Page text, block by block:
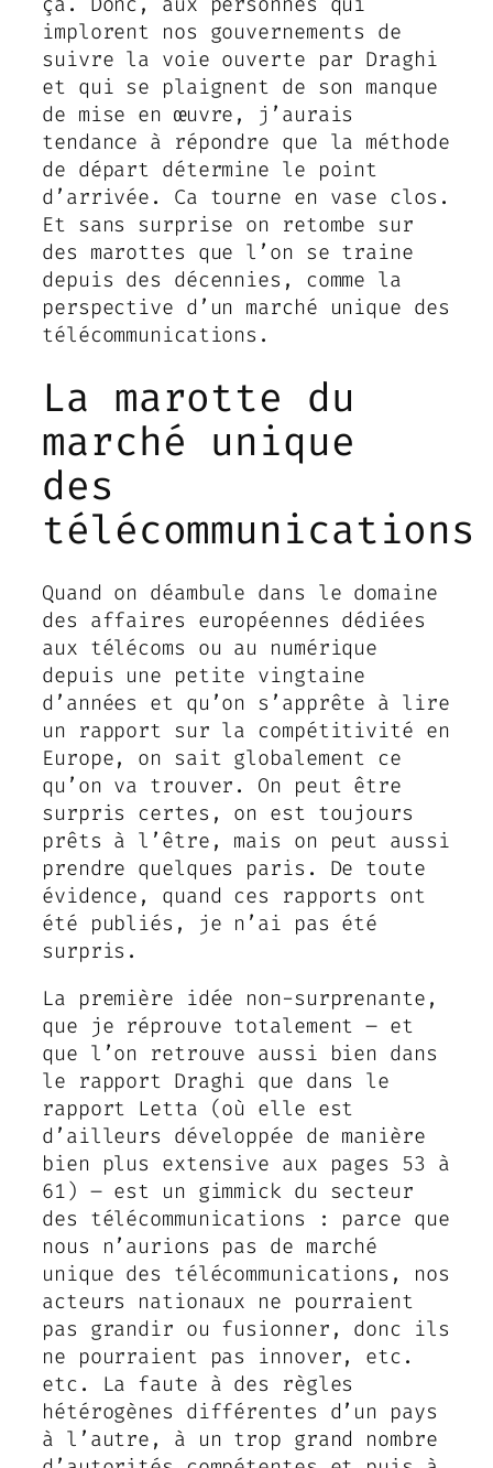
implorent nos gouvernements de
suivre la voie ouverte par Draghi
et qui se plaignent de son manque
de mise en œuvre, j’aurais
tendance à répondre que la méthode
de départ détermine le point
d’arrivée. Ca tourne en vase clos.
Et sans surprise on retombe sur
des marottes que l’on se traine
depuis des décennies, comme la
perspective d’un marché unique des
télécommunications.
La marotte du
marché unique
des
télécommunications
Quand on déambule dans le domaine
des affaires européennes dédiées
aux télécoms ou au numérique
depuis une petite vingtaine
d’années et qu’on s’apprête à lire
un rapport sur la compétitivité en
Europe, on sait globalement ce
qu’on va trouver. On peut être
surpris certes, on est toujours
prêts à l’être, mais on peut aussi
prendre quelques paris. De toute
évidence, quand ces rapports ont
été publiés, je n’ai pas été
surpris.
La première idée non-surprenante,
que je réprouve totalement – et
que l’on retrouve aussi bien dans
le rapport Draghi que dans le
rapport Letta (où elle est
d’ailleurs développée de manière
bien plus extensive aux pages 53 à
61) – est un gimmick du secteur
des télécommunications : parce que
nous n’aurions pas de marché
unique des télécommunications, nos
acteurs nationaux ne pourraient
pas grandir ou fusionner, donc ils
ne pourraient pas innover, etc.
etc. La faute à des règles
hétérogènes différentes d’un pays
à l’autre, à un trop grand nombre